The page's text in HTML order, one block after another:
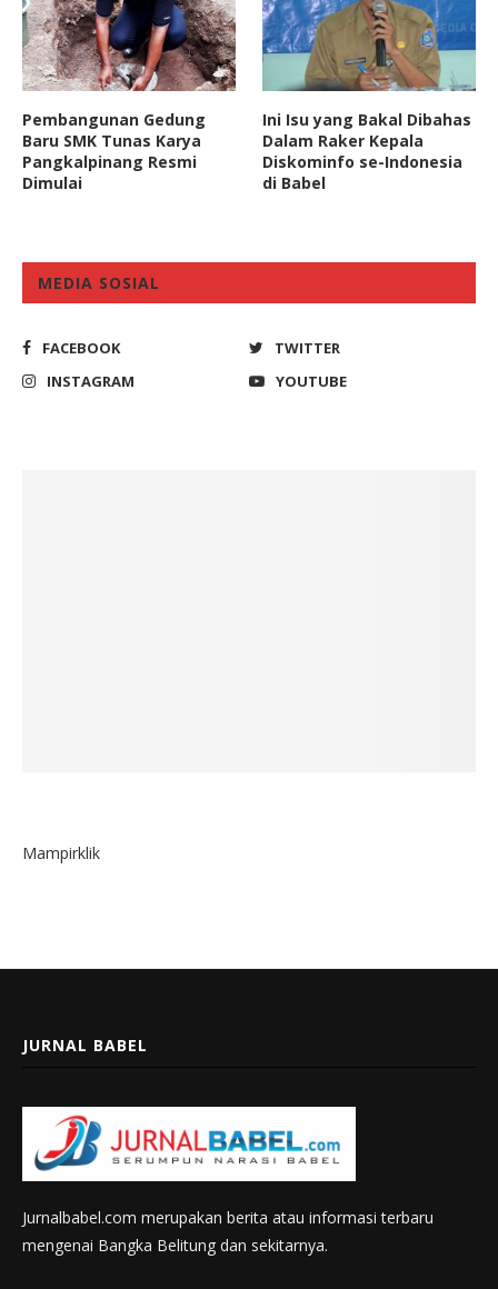
Pembangunan Gedung
Baru SMK Tunas Karya
Pangkalpinang Resmi
Dimulai
Ini Isu yang Bakal Dibahas
Dalam Raker Kepala
Diskominfo se-Indonesia
di Babel
MEDIA SOSIAL
FACEBOOK
TWITTER
INSTAGRAM
YOUTUBE
Mampirklik
JURNAL BABEL
Jurnalbabel.com merupakan berita atau informasi terbaru
mengenai Bangka Belitung dan sekitarnya.